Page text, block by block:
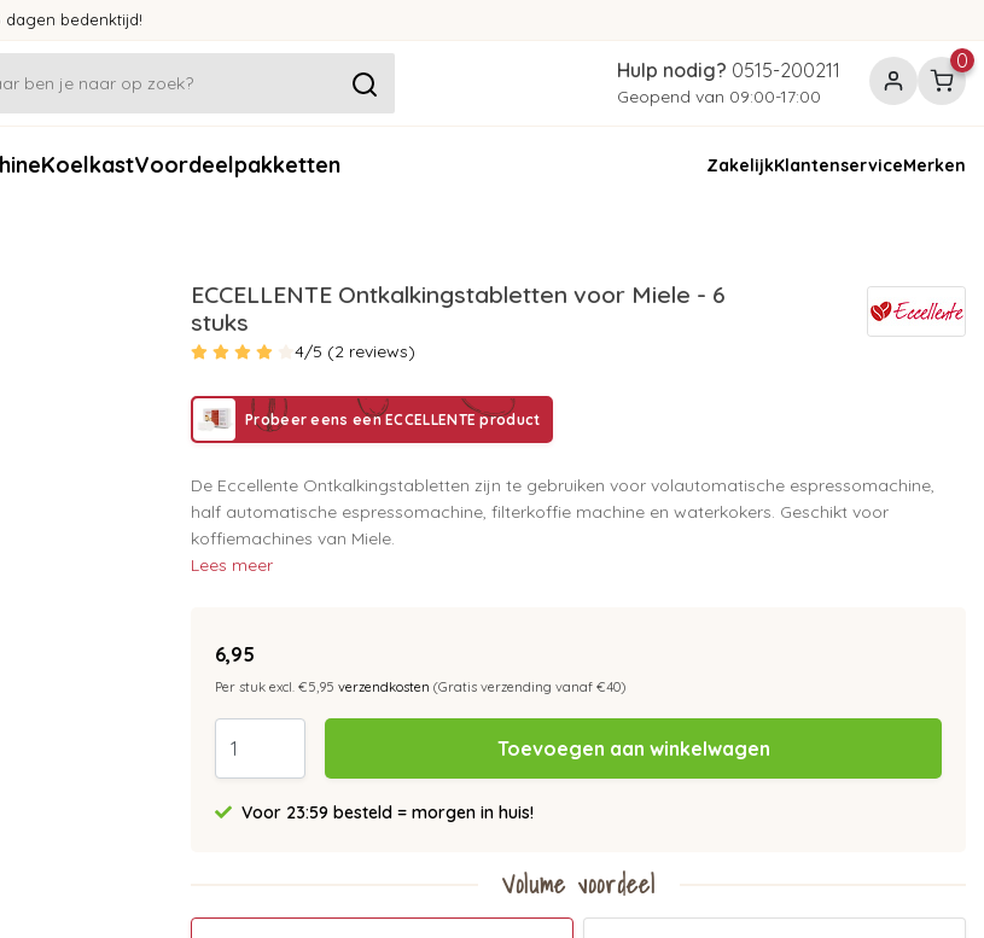
dagen bedenktijd!
Hulp nodig? 0515-200211
Geopend van 09:00-17:00
0
KoelkastVoordeelpakketten ZakelijkKlantenserviceMerken
ECCELLENTE Ontkalkingstabletten voor Miele - 6
stuks
4/5 (2 reviews)
Probeer eens een ECCELLENTE product
De Eccellente Ontkalkingstabletten zijn te gebruiken voor volautomatische espressomachine,
half automatische espressomachine, filterkoffie machine en waterkokers. Geschikt voor
koffiemachines van Miele.
Lees meer
6,95
Per stuk excl. €5,95 verzendkosten (Gratis verzending vanaf €40)
Toevoegen aan winkelwagen
Voor 23:59 besteld = morgen in huis!
Volume voordeel